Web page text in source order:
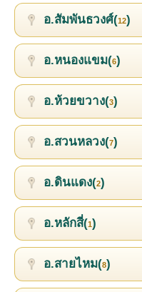
อ.สัมพันธวงศ์(12)
อ.หนองแขม(6)
อ.ห้วยขวาง(3)
อ.สวนหลวง(7)
อ.ดินแดง(2)
อ.หลักสี่(1)
อ.สายไหม(8)